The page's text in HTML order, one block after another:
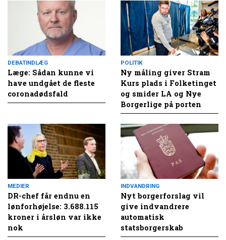
DEBATINDLÆG
Læge: Sådan kunne vi
have undgået de fleste
coronadødsfald
POLITIK
Ny måling giver Stram
Kurs plads i Folketinget
og smider LA og Nye
Borgerlige på porten
MEDIER
DR-chef får endnu en
lønforhøjelse: 3.688.115
kroner i årsløn var ikke
nok
INDVANDRING
Nyt borgerforslag vil
give indvandrere
automatisk
statsborgerskab